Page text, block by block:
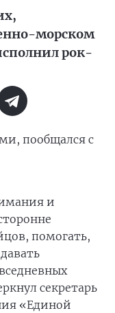
морском
рок-
пообщался с
и
помогать,
секретарь
«Единой